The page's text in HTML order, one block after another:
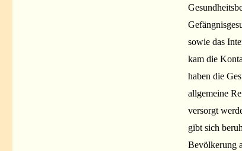
sowie das
kam die
haben die
allgemeine
versorgt
gibt sich
Bevölkerung